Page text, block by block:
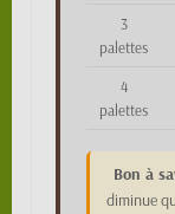
3
palettes
4
palettes
Bon à
diminue